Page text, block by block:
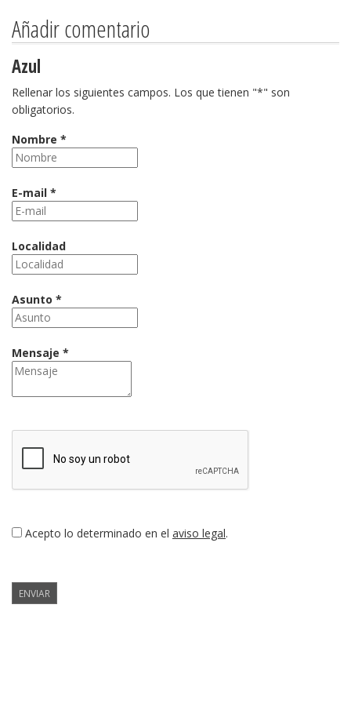
Añadir comentario
Azul
Rellenar los siguientes campos. Los que tienen "*" son
obligatorios.
Nombre *
E-mail *
Localidad
Asunto *
Mensaje *
Acepto lo determinado en el aviso legal.
ENVIAR